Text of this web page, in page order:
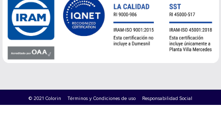
© 2021 Colorin Términos y Condiciones de uso Responsabilidad Social